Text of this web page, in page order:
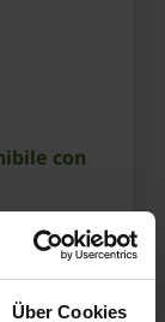
Über Cookies
con